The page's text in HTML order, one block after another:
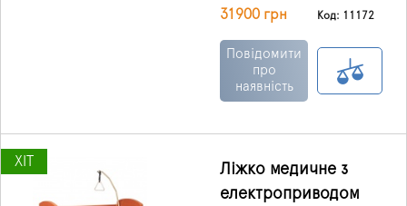
можна використовувати
лікарнях, санаторіях
тощо.
виготовлена ​​із
пофарбованих профілів,
деталі покриті методом
порошкового
дерева, наявність
чотирьох секцій
допомагають зручніше
полегшує регулювання
всіх секцій.
Регулювання
31900 грн Код: 11172
Повідомити
про
наявність
ХІТ
Ліжко медичне з
електроприводом